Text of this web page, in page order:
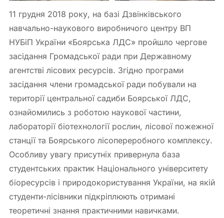
11 грудня 2018 року, на базі Дзвінківського
навчально-наукового виробничого центру ВП
НУБіП України «Боярська ЛДС» пройшло чергове
засідання Громадської ради при Державному
агентстві лісових ресурсів. Згідно програми
засідання члени громадської ради побували на
території центральної садиби Боярської ЛДС,
ознайомились з роботою наукової частини,
лабораторії біотехнології рослин, лісової пожежної
станції та Боярського лісопереробного комплексу.
Особливу увагу присутніх привернула база
студентських практик Національного університету
біоресурсів і природокористування України, на якій
студенти-лісівники підкріплюють отримані
теоретичні знання практичними навичками.